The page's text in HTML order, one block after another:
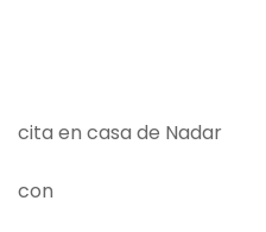
cita en casa de Nadar
con